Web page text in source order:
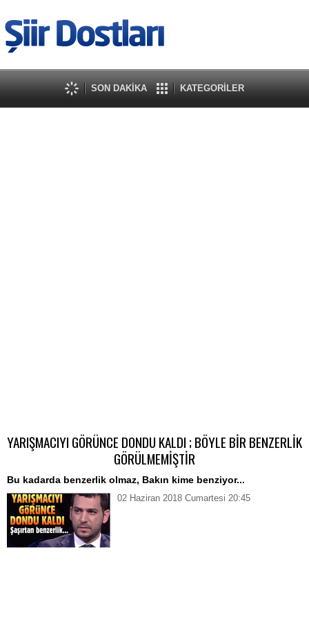
SON DAKİKA KATEGORİLER
YARIŞMACIYI GÖRÜNCE DONDU KALDI ; BÖYLE BİR BENZERLİK
GÖRÜLMEMİŞTİR
Bu kadarda benzerlik olmaz, Bakın kime benziyor...
02 Haziran 2018 Cumartesi 20:45